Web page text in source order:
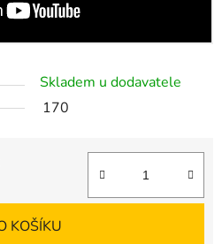
Skladem u dodavatele
170
KOŠÍKU